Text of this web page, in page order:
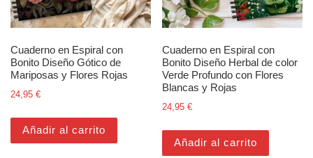
Cuaderno en Espiral con
Bonito Diseño Gótico de
Mariposas y Flores Rojas
24,95 €
Añadir al carrito
Cuaderno en Espiral con
Bonito Diseño Herbal de color
Verde Profundo con Flores
Blancas y Rojas
24,95€
Añadir al carrito